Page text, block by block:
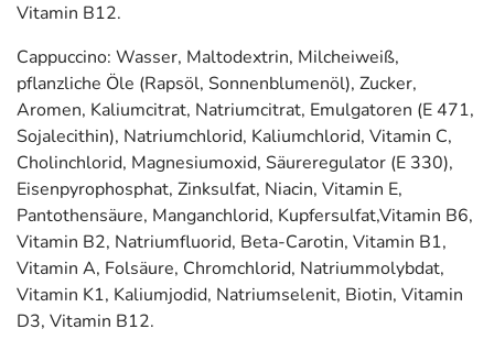
Vitamin B12.
Cappuccino: Wasser, Maltodextrin, Milcheiweiß,
pflanzliche Öle (Rapsöl, Sonnenblumenöl), Zucker,
Aromen, Kaliumcitrat, Natriumcitrat, Emulgatoren (E 471,
Sojalecithin), Natriumchlorid, Kaliumchlorid, Vitamin C,
Cholinchlorid, Magnesiumoxid, Säureregulator (E 330),
Eisenpyrophosphat, Zinksulfat, Niacin, Vitamin E,
Pantothensäure, Manganchlorid, Kupfersulfat,Vitamin B6,
Vitamin B2, Natriumfluorid, Beta-Carotin, Vitamin B1,
Vitamin A, Folsäure, Chromchlorid, Natriummolybdat,
Vitamin K1, Kaliumjodid, Natriumselenit, Biotin, Vitamin
D3, Vitamin B12.